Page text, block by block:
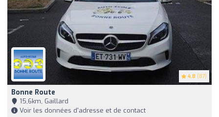
4.8 (87)
Bonne Route
15,6km, Gaillard
Voir les données d'adresse et de contact